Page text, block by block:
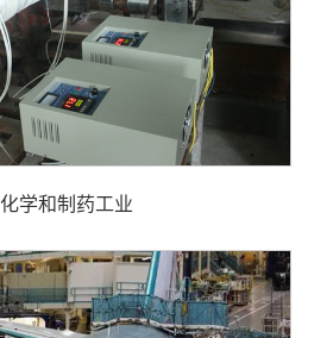
化学和制药工业